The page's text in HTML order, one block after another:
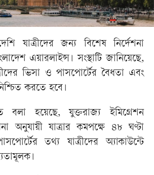
যাত্রীদের জন্য বিশেষ নির্দেশনা
এয়ারলাইন্স। সংস্থাটি জানিয়েছে,
ভিসা ও পাসপোর্টের বৈধতা এবং
করতে হবে।
বলা হয়েছে, যুক্তরাজ্য ইমিগ্রেশন
অনুযায়ী যাত্রার কমপক্ষে ৪৮ ঘণ্টা
তথ্য যাত্রীদের অ্যাকাউন্টে